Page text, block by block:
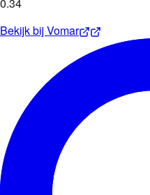
Bekijk bijVomar